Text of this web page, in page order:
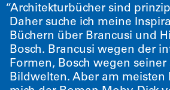
“Architekturbücher sind
Daher suche ich meine
Büchern über Brancusi und
Bosch. Brancusi wegen der
Formen, Bosch wegen seiner
Bildwelten. Aber am meisten